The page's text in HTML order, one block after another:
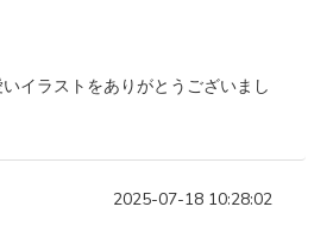
イラストをありがとうございまし
2025-07-18 10:28:02